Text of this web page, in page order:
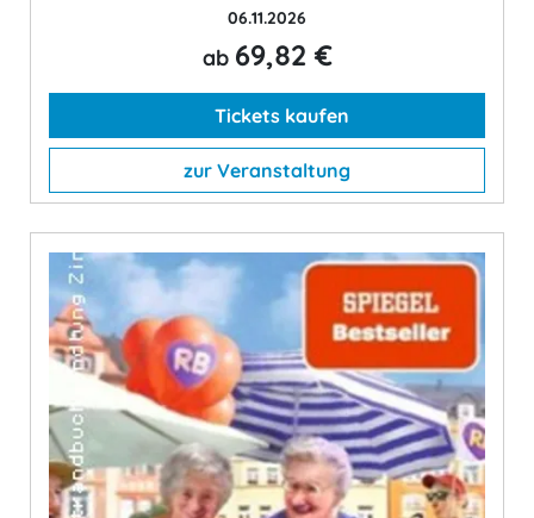
06.11.2026
ab 69,82 €
Tickets kaufen
zur Veranstaltung